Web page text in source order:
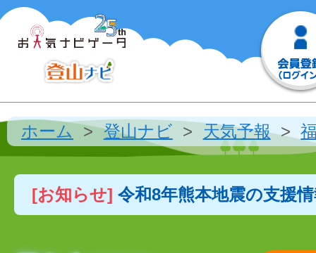
ホーム 登山ナビ 天気予報
[お知らせ] 令和8年熊本地震の支援